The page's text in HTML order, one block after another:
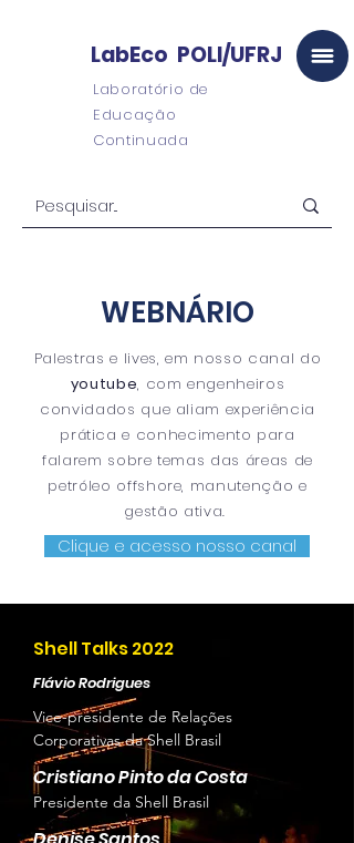
LabEco POLI/UFRJ
Laboratório de
Educação
Continuada
WEBNÁRIO
Palestras e lives, em nosso canal do
youtube, com engenheiros
convidados que aliam experiência
prática e conhecimento para
falarem sobre temas das áreas de
petróleo offshore, manutenção e
gestão ativa.
Clique e acesso nosso canal
Shell Talks 2022
Flávio Rodrigues
Vice-presidente de Relações
Corporativas da Shell Brasil
Cristiano Pinto da Costa
Presidente da Shell Brasil